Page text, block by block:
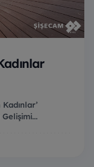
Gelişimi...